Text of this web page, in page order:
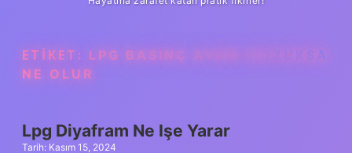
ETIKET: LPG BASINÇ AYARI BOZUKSA
NE OLUR
Lpg Diyafram Ne Işe Yarar
Tarih: Kasım 15, 2024